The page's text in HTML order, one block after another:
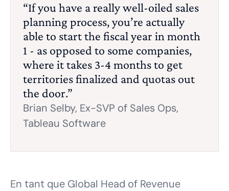
“If you have a really well-oiled sales
planning process, you’re actually
able to start the fiscal year in month
1 - as opposed to some companies,
where it takes 3-4 months to get
territories finalized and quotas out
the door.”
Brian Selby, Ex-SVP of Sales Ops,
Tableau Software
En tant que Global Head of Revenue